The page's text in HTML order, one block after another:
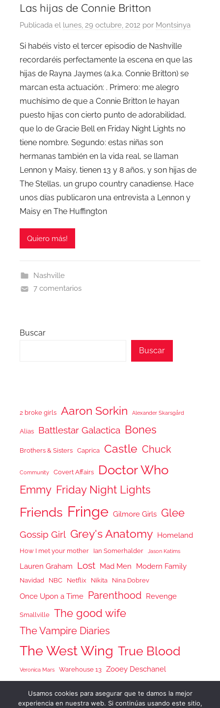
Las hijas de Connie Britton
Publicada el lunes, 29 octubre, 2012 por Montsinya
Si habéis visto el tercer episodio de Nashville
recordaréis perfectamente la escena en que las
hijas de Rayna Jaymes (a.k.a. Connie Britton) se
marcan esta actuación: . Primero: me alegro
muchísimo de que a Connie Britton le hayan
puesto hijas con cierto punto de adorabilidad,
que lo de Gracie Bell en Friday Night Lights no
tiene nombre. Segundo: estas niñas son
hermanas también en la vida real, se llaman
Lennon y Maisy, tienen 13 y 8 años, y son hijas de
The Stellas, un grupo country canadiense. Hace
unos días publicaron una entrevista a Lennon y
Maisy en The Huffington
Quiero más!
Nashville
7 comentarios
Buscar
Buscar
2 broke girls Aaron Sorkin Alexander Skarsgård
Alias Battlestar Galactica Bones
Brothers & Sisters Caprica Castle Chuck
Community Covert Affairs Doctor Who
Emmy Friday Night Lights
Friends Fringe Gilmore Girls Glee
Gossip Girl Grey's Anatomy Homeland
How I met your mother Ian Somerhalder Jason Katims
Lauren Graham Lost Mad Men Modern Family
Navidad NBC Netflix Nikita Nina Dobrev
Once Upon a Time Parenthood Revenge
Smallville The good wife
The Vampire Diaries
The West Wing True Blood
Veronica Mars Warehouse 13 Zooey Deschanel
Usamos cookies para asegurar que te damos la mejor
experiencia en nuestra web. Si continúas usando este sitio,